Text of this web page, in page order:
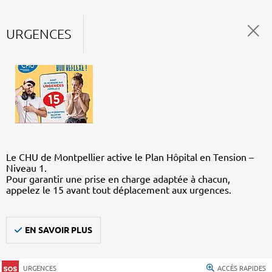
URGENCES
Le CHU de Montpellier active le Plan Hôpital en Tension –
Niveau 1.
Pour garantir une prise en charge adaptée à chacun,
appelez le 15 avant tout déplacement aux urgences.
EN SAVOIR PLUS
URGENCES ACCÈS RAPIDES